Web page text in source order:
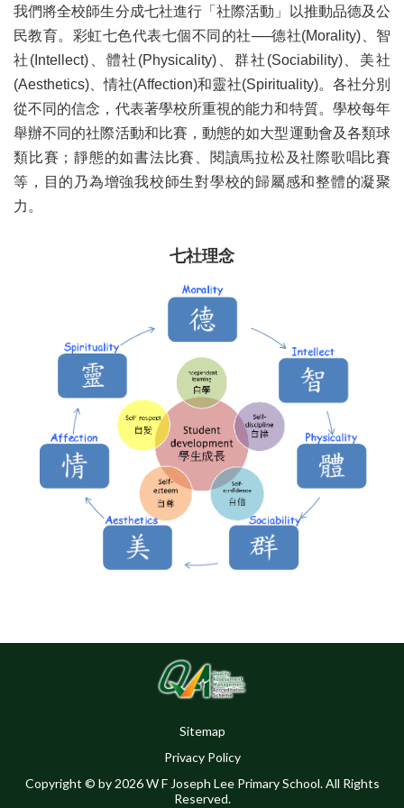
我們將全校師生分成七社進行「社際活動」以推動品德及公
民教育。彩虹七色代表七個不同的社──德社(Morality)、智
社(Intellect)、體社(Physicality)、群社(Sociability)、美社
(Aesthetics)、情社(Affection)和靈社(Spirituality)。各社分別
從不同的信念，代表著學校所重視的能力和特質。學校每年
舉辦不同的社際活動和比賽，動態的如大型運動會及各類球
類比賽；靜態的如書法比賽、閱讀馬拉松及社際歌唱比賽
等，目的乃為增強我校師生對學校的歸屬感和整體的凝聚
力。
七社理念
Sitemap
Privacy Policy
Copyright © by 2026 W F Joseph Lee Primary School. All Rights
Reserved.